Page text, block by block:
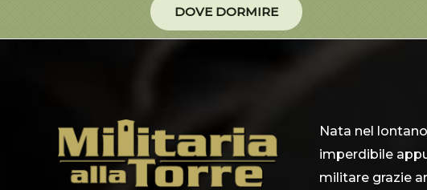
DOVE DORMIRE
Nata nel lontano
imperdibile
militare grazie